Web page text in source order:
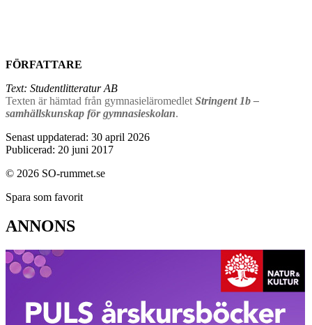
FÖRFATTARE
Text: Studentlitteratur AB
Texten är hämtad från gymnasieläromedlet Stringent 1b –
samhällskunskap för gymnasieskolan.
Senast uppdaterad: 30 april 2026
Publicerad: 20 juni 2017
© 2026 SO-rummet.se
Spara som favorit
ANNONS